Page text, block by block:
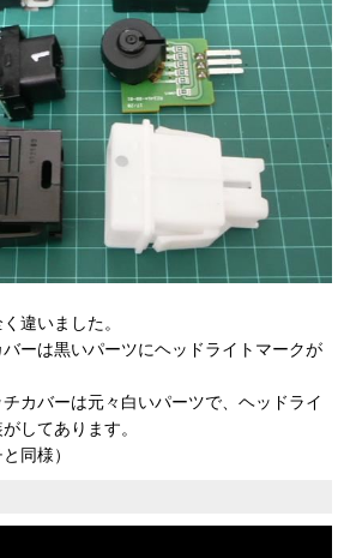
違いました。
ーは黒いパーツにヘッドライトマークが
カバーは元々白いパーツで、ヘッドライ
してあります。
同様）